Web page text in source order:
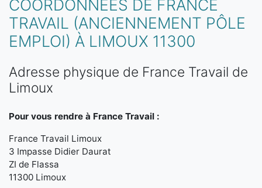
COORDONNÉES DE FRANCE
TRAVAIL (ANCIENNEMENT PÔLE
EMPLOI) À LIMOUX 11300
Adresse physique de France Travail de
Limoux
Pour vous rendre à France Travail :
France Travail Limoux
3 Impasse Didier Daurat
ZI de Flassa
11300 Limoux